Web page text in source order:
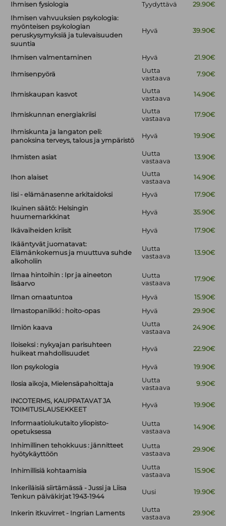
Ihmisen fysiologia
Tyydyttävä
29.90€
Ihmisen vahvuuksien psykologia:
myönteisen psykologian
peruskysymyksiä ja tulevaisuuden
suuntia
Hyvä 39.90€
Ihmisen valmentaminen Hyvä 21.90€
Ihmisenpyörä
Uutta
vastaava
7.90€
Ihmiskaupan kasvot
Uutta
vastaava
14.90€
Ihmiskunnan energiakriisi
Uutta
vastaava
17.90€
Ihmiskunta ja langaton peli:
panoksina terveys, talous ja ympäristö
Hyvä 19.90€
Ihmisten asiat
Uutta
vastaava
13.90€
Ihon alaiset
Uutta
vastaava
14.90€
Iisi - elämänasenne arkitaidoksi Hyvä
17.90€
Ikuinen säätö: Helsingin
huumemarkkinat
Hyvä 35.90€
Ikävaiheiden kriisit Hyvä
17.90€
Ikääntyvät juomatavat:
Elämänkokemus ja muuttuva suhde
alkoholiin
Uutta
vastaava
13.90€
Ilmaa hintoihin : Ipr ja aineeton
lisäarvo
Uutta
vastaava
17.90€
Ilman omaatuntoa Hyvä
15.90€
Ilmastopaniikki : hoito-opas
Hyvä 29.90€
Ilmiön kaava
Uutta
vastaava
24.90€
Iloiseksi : nykyajan parisuhteen
huikeat mahdollisuudet
Hyvä 22.90€
Ilon psykologia Hyvä 19.90€
Ilosia aikoja, Mielensäpahoittaja
Uutta
vastaava
9.90€
INCOTERMS, KAUPPATAVAT JA
TOIMITUSLAUSEKKEET
Hyvä 19.90€
Informaatiolukutaito yliopisto-
opetuksessa
Uutta
vastaava
14.90€
Inhimillinen tehokkuus : jännitteet
hyötykäyttöön
Uutta
vastaava
29.90€
Inhimillisiä kohtaamisia
Uutta
vastaava
15.90€
Inkeriläisiä siirtämässä - Jussi ja Liisa
Tenkun päiväkirjat 1943-1944
Uusi 19.90€
Inkerin itkuvirret - Ingrian Laments
Uutta
vastaava
29.90€